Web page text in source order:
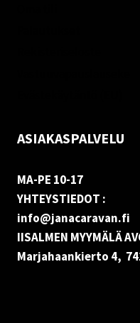
ASIAKASPALVELU
MA-PE 10-17
YHTEYSTIEDOT :
info@janacaravan.fi
IISALMEN MYYMÄLÄ
Marjahaankierto 4,